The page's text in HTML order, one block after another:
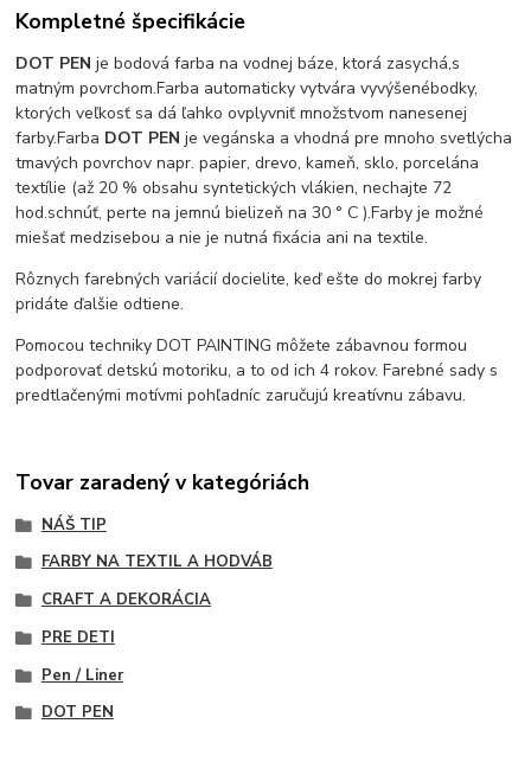
Kompletné špecifikácie
DOT PEN je bodová farba na vodnej báze, ktorá zasychá,s
matným povrchom.Farba automaticky vytvára vyvýšenébodky,
ktorých veľkosť sa dá ľahko ovplyvniť množstvom nanesenej
farby.Farba DOT PEN je vegánska a vhodná pre mnoho svetlýcha
tmavých povrchov napr. papier, drevo, kameň, sklo, porcelána
textílie (až 20 % obsahu syntetických vlákien, nechajte 72
hod.schnúť, perte na jemnú bielizeň na 30 ° C ).Farby je možné
miešať medzisebou a nie je nutná fixácia ani na textile.
Rôznych farebných variácií docielite, keď ešte do mokrej farby
pridáte ďalšie odtiene.
Pomocou techniky DOT PAINTING môžete zábavnou formou
podporovať detskú motoriku, a to od ich 4 rokov. Farebné sady s
predtlačenými motívmi pohľadníc zaručujú kreatívnu zábavu.
Tovar zaradený v kategóriách
NÁŠ TIP
FARBY NA TEXTIL A HODVÁB
CRAFT A DEKORÁCIA
PRE DETI
Pen / Liner
DOT PEN